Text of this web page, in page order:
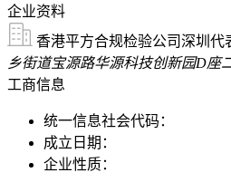
企业资料
香港平方合规检验公司深圳代
乡街道宝源路华源科技创新园D座
工商信息
统一信息社会代码：
成立日期：
企业性质：